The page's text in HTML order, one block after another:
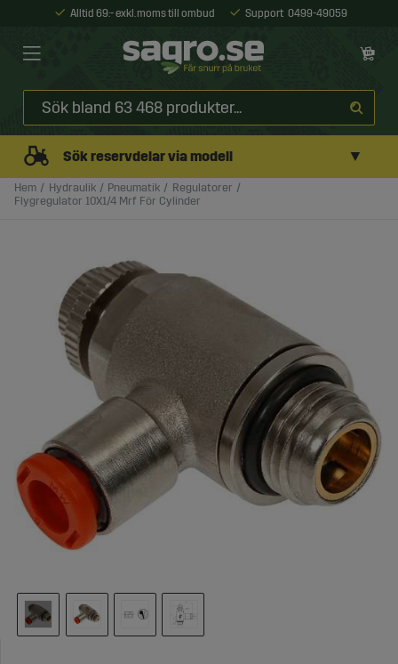
Alltid 69:- exkl. moms till ombud Support 0499-49059
Sök reservdelar via modell ▼
Hem Hydraulik Pneumatik
Regulatorer
Flygregulator 10X1/4 Mrf För Cylinder